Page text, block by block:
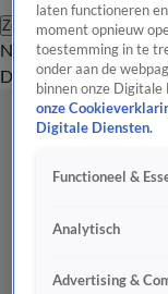
Zoeken
Nieuws van de Dag
Dag
Video's
laten functioneren
moment opnieuw
toestemming in te
onder aan de
binnen onze
onze
Digitale Diensten.
Functioneel &
Analytisch
Advertising &